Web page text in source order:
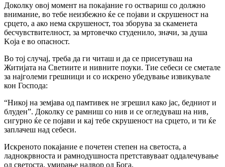
Доколку овој момент на покајание го оствариш co должно
внимание, во тебе неизбежно ќе се појави и скрушеност на
срцето, a ако нема скрушеност, тоа зборува за скаменета
бесчувствителност, за мртовечко студенило, значи, за душа
Koja e во опасност.
Bo тој случај, треба да ги читаш и да се присетуваш на
Житијата на Светиите и нивните поуки. Тие себеси се сметале
за најголеми грешници и co искрено убедување извикувале
кон Господа:
“Никој на земјава од памтивек не згрешил како јас, бедниот и
блуден”. Доколку се рамниш co нив и се огледуваш на нив,
сигурно ќе се појави и кај тебе скрушеност на срцето, и ти ќе
заплачеш над себеси.
Искреното покајание e почетен степен на светоста, a
ладнокрвноста и рамнодушноста претставуваат оддалечување
од светоста, умирање надвор од Бога.